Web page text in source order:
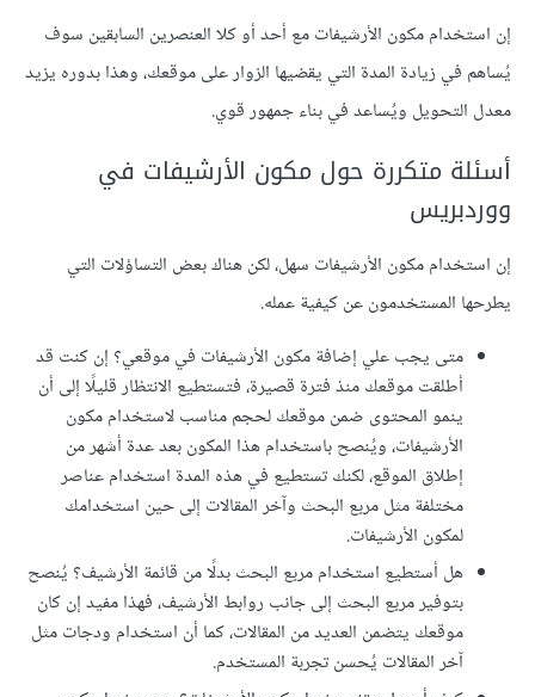
إن استخدام مكون الأرشيفات مع أحد أو كلا العنصرين السابقين سوف
يُساهم في زيادة المدة التي يقضيها الزوار على موقعك، وهذا بدوره يزيد
معدل التحويل ويُساعد في بناء جمهور قوي.
أسئلة متكررة حول مكون الأرشيفات في
ووردبريس
إن استخدام مكون الأرشيفات سهل، لكن هناك بعض التساؤلات التي
يطرحها المستخدمون عن كيفية عمله.
متى يجب علي إضافة مكون الأرشيفات في موقعي؟ إن كنت قد
أطلقت موقعك منذ فترة قصيرة، فتستطيع الانتظار قليلًا إلى أن
ينمو المحتوى ضمن موقعك لحجم مناسب لاستخدام مكون
الأرشيفات، ويُنصح باستخدام هذا المكون بعد عدة أشهر من
إطلاق الموقع، لكنك تستطيع في هذه المدة استخدام عناصر
مختلفة مثل مربع البحث وآخر المقالات إلى حين استخدامك
لمكون الأرشيفات.
هل أستطيع استخدام مربع البحث بدلًا من قائمة الأرشيف؟ يُنصح
بتوفير مربع البحث إلى جانب روابط الأرشيف، فهذا مفيد إن كان
موقعك يتضمن العديد من المقالات، كما أن استخدام ودجات مثل
آخر المقالات يُحسن تجربة المستخدم.